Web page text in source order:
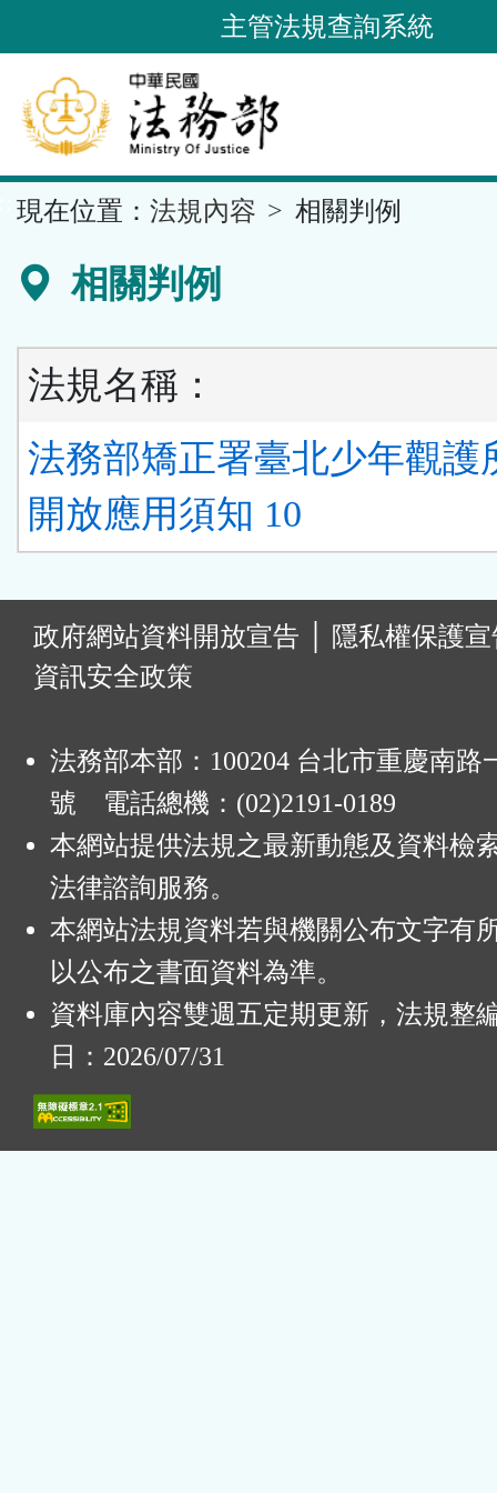
到
要
內
容
區
主管法規查詢系統
現在位置： 法規內容 相關判例
相關判例
法規名稱：
法務部矯正署臺北少年觀護
開放應用須知 10
政府網站資料開放宣告
隱私權保護
資訊安全政策
法務部本部：100204 台北市重慶南路
號 電話總機：(02)2191-0189
本網站提供法規之最新動態及資料檢
法律諮詢服務。
本網站法規資料若與機關公布文字有
以公布之書面資料為準。
資料庫內容雙週五定期更新，法規整
日：2026/07/31